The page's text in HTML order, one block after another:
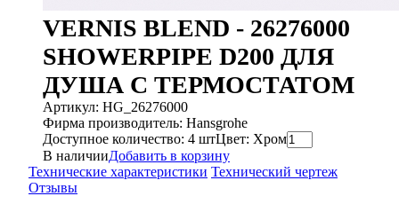
VERNIS BLEND - 26276000
SHOWERPIPE D200 ДЛЯ
ДУША С ТЕРМОСТАТОМ
Артикул: HG_26276000
Фирма производитель: Hansgrohe
Доступное количество: 4 штЦвет: Хром
В наличииДобавить в корзину
Технические характеристики Технический чертеж
Отзывы